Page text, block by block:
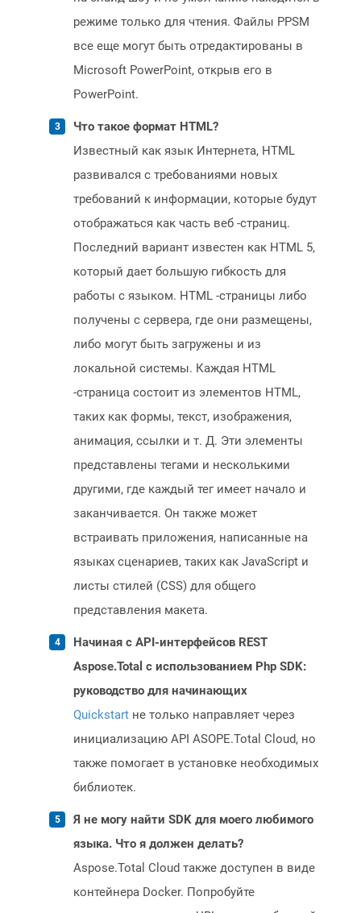
режиме только для чтения. Файлы PPSM
все еще могут быть отредактированы в
Microsoft PowerPoint, открыв его в
PowerPoint.
Что такое формат HTML?
Известный как язык Интернета, HTML
развивался с требованиями новых
требований к информации, которые будут
отображаться как часть веб -страниц.
Последний вариант известен как HTML 5,
который дает большую гибкость для
работы с языком. HTML -страницы либо
получены с сервера, где они размещены,
либо могут быть загружены и из
локальной системы. Каждая HTML
-страница состоит из элементов HTML,
таких как формы, текст, изображения,
анимация, ссылки и т. Д. Эти элементы
представлены тегами и несколькими
другими, где каждый тег имеет начало и
заканчивается. Он также может
встраивать приложения, написанные на
языках сценариев, таких как JavaScript и
листы стилей (CSS) для общего
представления макета.
Начиная с API-интерфейсов REST
Aspose.Total с использованием Php SDK:
руководство для начинающих
Quickstart не только направляет через
инициализацию API ASOPE.Total Cloud, но
также помогает в установке необходимых
библиотек.
Я не могу найти SDK для моего любимого
языка. Что я должен делать?
Aspose.Total Cloud также доступен в виде
контейнера Docker. Попробуйте